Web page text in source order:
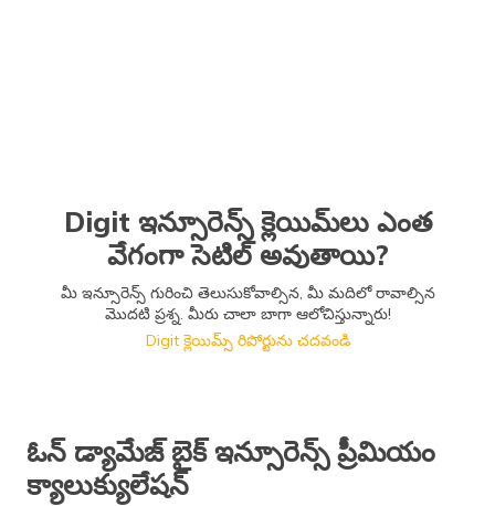
Digit ఇన్సూరెన్స్ క్లెయిమ్​లు ఎంత
వేగంగా సెటిల్ అవుతాయి?
మీ ఇన్సూరెన్స్ గురించి తెలుసుకోవాల్సిన, మీ మదిలో రావాల్సిన
మొదటి ప్రశ్న. మీరు చాలా బాగా ఆలోచిస్తున్నారు!
Digit క్లెయిమ్స్​ రిపోర్టును చదవండి
ఓన్ డ్యామేజ్ బైక్ ఇన్సూరెన్స్ ప్రీమియం
క్యాలుక్యులేషన్